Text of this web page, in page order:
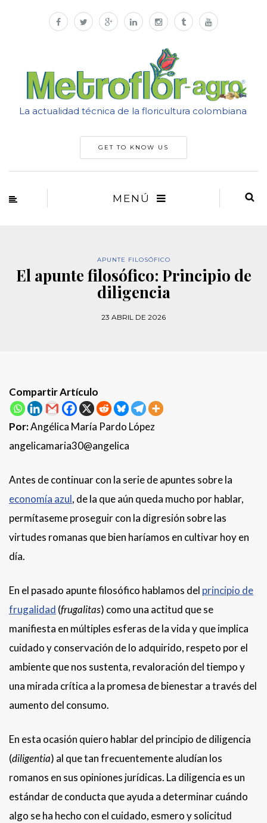
La actualidad técnica de la floricultura colombiana
GET TO KNOW US
MENÚ
APUNTE FILOSÓFICO
El apunte filosófico: Principio de
diligencia
23 ABRIL DE 2026
Compartir Artículo
Por:Angélica María Pardo López
angelicamaria30@angelica
Antes de continuar con la serie de apuntes sobre la
economía azul, de la que aún queda mucho por hablar,
permítaseme proseguir con la digresión sobre las
virtudes romanas que bien haríamos en cultivar hoy en
día.
En el pasado apunte filosófico hablamos del principio de
frugalidad (frugalitas) como una actitud que se
manifiesta en múltiples esferas de la vida y que implica
cuidado y conservación de lo adquirido, respeto por el
ambiente que nos sustenta, revaloración del tiempo y
una mirada crítica a la promesa de bienestar a través del
aumento del consumo.
En esta ocasión quiero hablar del principio de diligencia
(diligentia) al que tan frecuentemente aludían los
romanos en sus opiniones jurídicas. La diligencia es un
estándar de conducta que ayuda a determinar cuándo
algo se ha hecho con el cuidado, esmero y solicitud